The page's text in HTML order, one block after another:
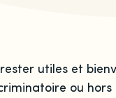
utiles et
ou hors